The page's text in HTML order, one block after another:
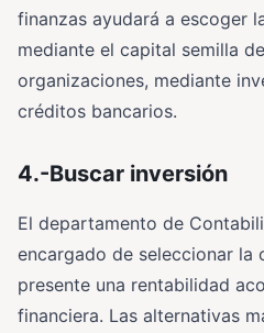
finanzas ayudará a escoger
mediante el capital semilla
organizaciones, mediante
créditos bancarios.
4.-Buscar inversión
El departamento de
encargado de seleccionar la
presente una rentabilidad
financiera. Las alternativas